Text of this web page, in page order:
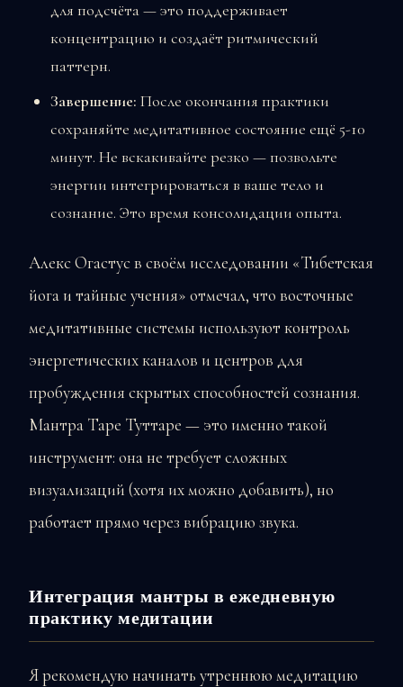
для подсчёта — это поддерживает
концентрацию и создаёт ритмический
паттерн.
Завершение: После окончания практики
сохраняйте медитативное состояние ещё 5-10
минут. Не вскакивайте резко — позвольте
энергии интегрироваться в ваше тело и
сознание. Это время консолидации опыта.
Алекс Огастус в своём исследовании «Тибетская
йога и тайные учения» отмечал, что восточные
медитативные системы используют контроль
энергетических каналов и центров для
пробуждения скрытых способностей сознания.
Мантра Таре Туттаре — это именно такой
инструмент: она не требует сложных
визуализаций (хотя их можно добавить), но
работает прямо через вибрацию звука.
Интеграция мантры в ежедневную
практику медитации
Я рекомендую начинать утреннюю медитацию